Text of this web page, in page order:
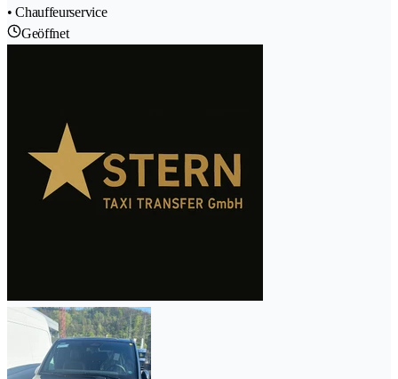
• Chauffeurservice
Geöffnet